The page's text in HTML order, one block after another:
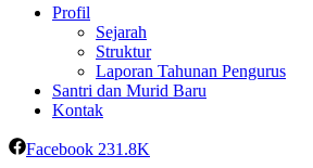
Profil
Sejarah
Struktur
Laporan Tahunan Pengurus
Santri dan Murid Baru
Kontak
Facebook 231.8K